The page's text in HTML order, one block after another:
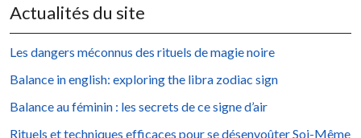
Actualités du site
Les dangers méconnus des rituels de magie noire
Balance in english: exploring the libra zodiac sign
Balance au féminin : les secrets de ce signe d’air
Rituels et techniques efficaces pour se désenvoûter Soi-Même